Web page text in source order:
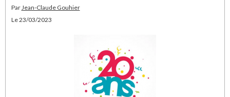
ParJean-Claude Gouhier
Le 23/03/2023